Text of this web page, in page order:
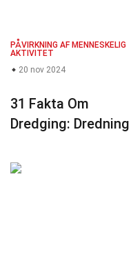
PÅVIRKNING AF MENNESKELIG
AKTIVITET
20 nov 2024
31 Fakta Om
Dredging: Dredning